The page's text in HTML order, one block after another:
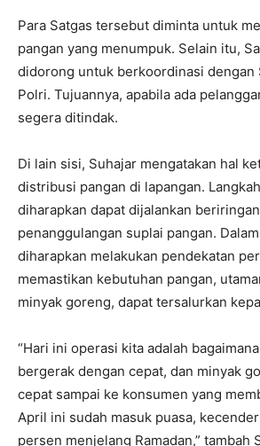
Para Satgas tersebut diminta untuk
pangan yang menumpuk. Selain itu,
didorong untuk berkoordinasi dengan
Polri. Tujuannya, apabila ada
segera ditindak.
Di lain sisi, Suhajar mengatakan hal
distribusi pangan di lapangan.
diharapkan dapat dijalankan
penanggulangan suplai pangan.
diharapkan melakukan pendekatan
memastikan kebutuhan pangan,
minyak goreng, dapat tersalurkan
“Hari ini operasi kita adalah
bergerak dengan cepat, dan minyak
cepat sampai ke konsumen yang
April ini sudah masuk puasa,
persen menjelang Ramadan,” tambah